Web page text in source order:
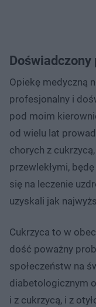
Doświadczony
Opiekę medyczną
profesjonalny i
pod moim
od wielu lat
chorych z
przewlekłymi,
się na leczenie
uzyskali jak
Cukrzyca to w
dość poważny
społeczeństw na
diabetologicznym
i z cukrzycą, i z